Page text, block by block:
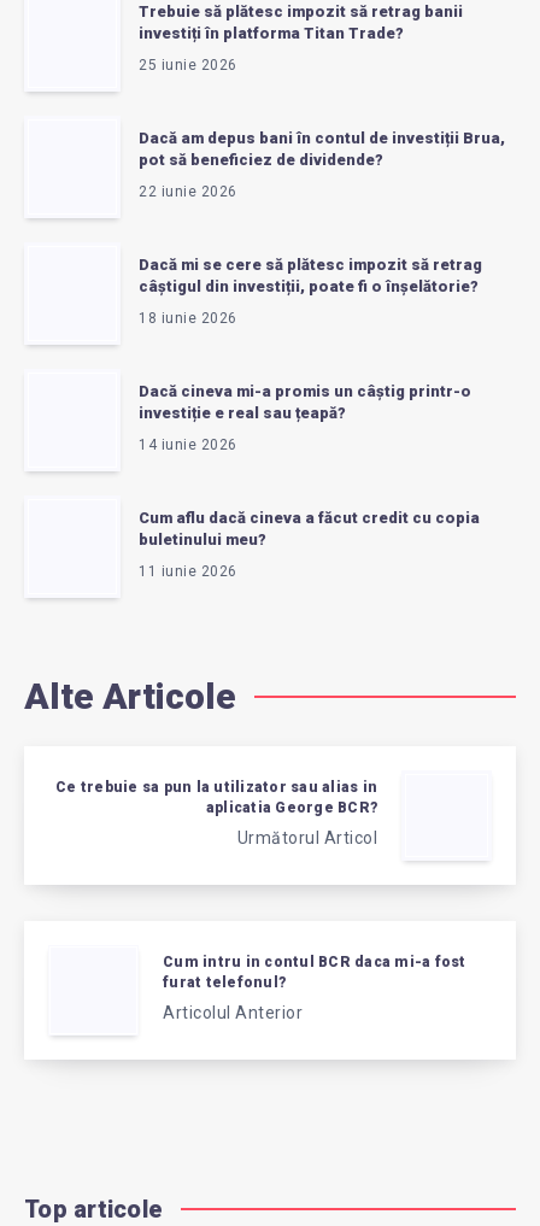
Trebuie să plătesc impozit să retrag banii
investiți în platforma Titan Trade?
25 iunie 2026
Dacă am depus bani în contul de investiții Brua,
pot să beneficiez de dividende?
22 iunie 2026
Dacă mi se cere să plătesc impozit să retrag
câștigul din investiții, poate fi o înșelătorie?
18 iunie 2026
Dacă cineva mi-a promis un câștig printr-o
investiție e real sau țeapă?
14 iunie 2026
Cum aflu dacă cineva a făcut credit cu copia
buletinului meu?
11 iunie 2026
Alte Articole
Ce trebuie sa pun la utilizator sau alias in
aplicatia George BCR?
Următorul Articol
Cum intru in contul BCR daca mi-a fost
furat telefonul?
Articolul Anterior
Top articole